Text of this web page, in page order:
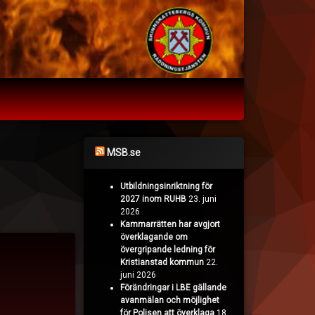
MSB.se
Utbildningsinriktning för
2027 inom RUHB 23. juni
2026
Kammarrätten har avgjort
överklagande om
övergripande ledning för
Kristianstad kommun 22.
juni 2026
Förändringar i LBE gällande
avanmälan och möjlighet
för Polisen att överklaga 18.